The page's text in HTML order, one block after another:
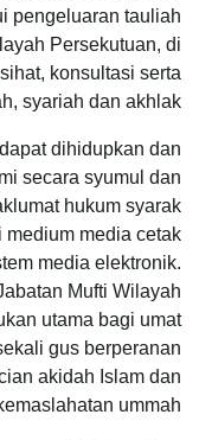
pengeluaran tauliah
Persekutuan, di
konsultasi serta
syariah dan akhlak.
dihidupkan dan
secara syumul dan
hukum syarak
media cetak
media elektronik.
Mufti Wilayah
utama bagi umat
gus berperanan
akidah Islam dan
ummah.